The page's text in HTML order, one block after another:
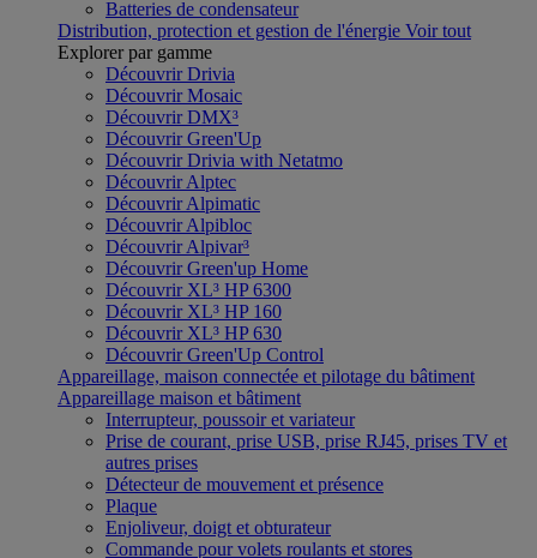
Batteries de condensateur
Distribution, protection et gestion de l'énergie Voir tout
Explorer par gamme
Découvrir Drivia
Découvrir Mosaic
Découvrir DMX³
Découvrir Green'Up
Découvrir Drivia with Netatmo
Découvrir Alptec
Découvrir Alpimatic
Découvrir Alpibloc
Découvrir Alpivar³
Découvrir Green'up Home
Découvrir XL³ HP 6300
Découvrir XL³ HP 160
Découvrir XL³ HP 630
Découvrir Green'Up Control
Appareillage, maison connectée et pilotage du bâtiment
Appareillage maison et bâtiment
Interrupteur, poussoir et variateur
Prise de courant, prise USB, prise RJ45, prises TV et
autres prises
Détecteur de mouvement et présence
Plaque
Enjoliveur, doigt et obturateur
Commande pour volets roulants et stores